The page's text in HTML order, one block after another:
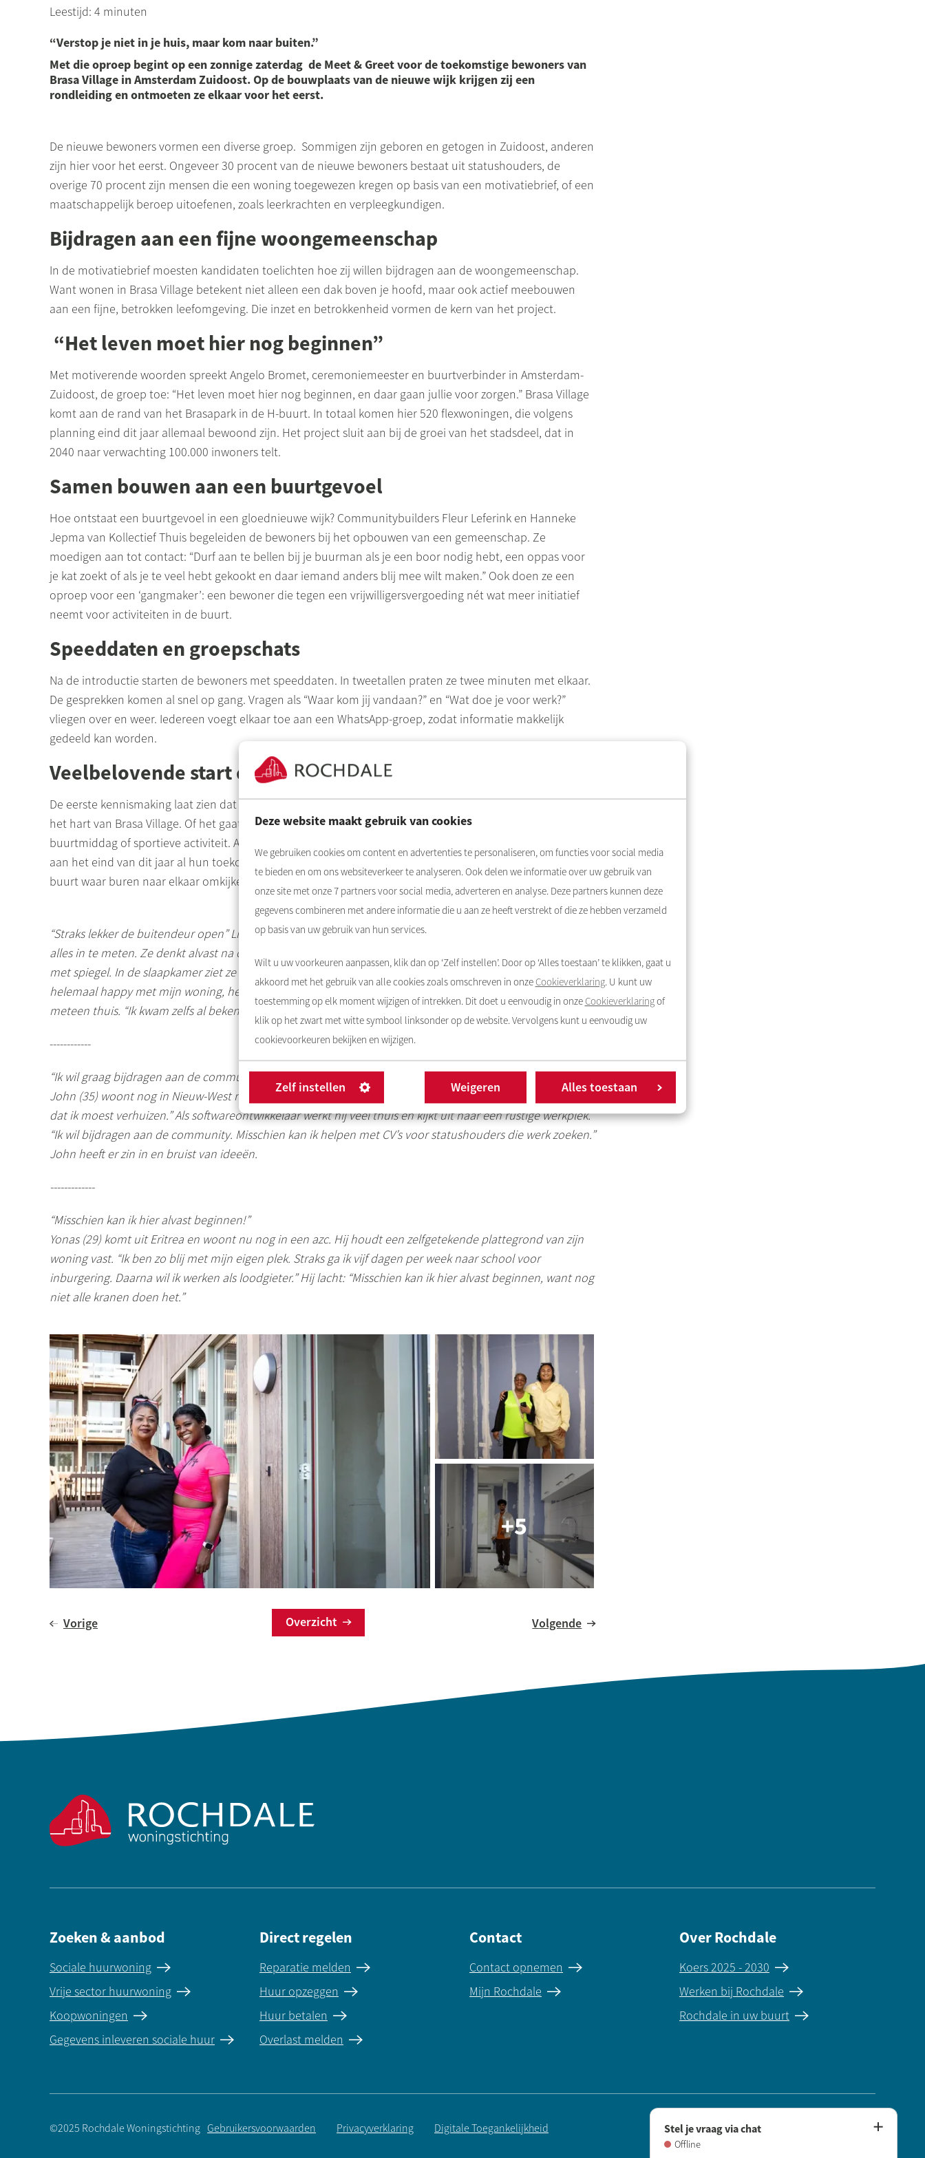
Deze website maakt gebruik van cookies
We gebruiken cookies om content en advertenties te personaliseren, om functies voor social media
te bieden en om ons websiteverkeer te analyseren. Ook delen we informatie over uw gebruik van
onze site met onze7 partners voor social media, adverteren en analyse. Deze partners kunnen deze
gegevens combineren met andere informatie die u aan ze heeft verstrekt of die ze hebben verzameld
op basis van uw gebruik van hun services.
Wilt u uw voorkeuren aanpassen, klik dan op ‘Zelf instellen’. Door op ‘Alles toestaan’ te klikken, gaat u
akkoord met het gebruik van alle cookies zoals omschreven in onze Cookieverklaring. U kunt uw
toestemming op elk moment wijzigen of intrekken. Dit doet u eenvoudig in onze Cookieverklaringof
klik op het zwart met witte symbool linksonder op de website. Vervolgens kunt u eenvoudig uw
cookievoorkeuren bekijken en wijzigen.
Zelf instellen Weigeren Alles toestaan
Leestijd: 4 minuten
“Verstop je niet in je huis, maar kom naar buiten.”
Met die oproep begint op een zonnige zaterdag de Meet & Greet voor de toekomstige bewoners van
Brasa Village in Amsterdam Zuidoost. Op de bouwplaats van de nieuwe wijk krijgen zij een
rondleiding en ontmoeten ze elkaar voor het eerst.
De nieuwe bewoners vormen een diverse groep. Sommigen zijn geboren en getogen in Zuidoost, anderen
zijn hier voor het eerst. Ongeveer 30 procent van de nieuwe bewoners bestaat uit statushouders, de
overige 70 procent zijn mensen die een woning toegewezen kregen op basis van een motivatiebrief, of een
maatschappelijk beroep uitoefenen, zoals leerkrachten en verpleegkundigen.
Bijdragen aan een fijne woongemeenschap
In de motivatiebrief moesten kandidaten toelichten hoe zij willen bijdragen aan de woongemeenschap.
Want wonen in Brasa Village betekent niet alleen een dak boven je hoofd, maar ook actief meebouwen
aan een fijne, betrokken leefomgeving. Die inzet en betrokkenheid vormen de kern van het project.
“Het leven moet hier nog beginnen”
Met motiverende woorden spreekt Angelo Bromet, ceremoniemeester en buurtverbinder in Amsterdam-
Zuidoost, de groep toe: “Het leven moet hier nog beginnen, en daar gaan jullie voor zorgen.” Brasa Village
komt aan de rand van het Brasapark in de H-buurt. In totaal komen hier 520 flexwoningen, die volgens
planning eind dit jaar allemaal bewoond zijn. Het project sluit aan bij de groei van het stadsdeel, dat in
2040 naar verwachting 100.000 inwoners telt.
Samen bouwen aan een buurtgevoel
Hoe ontstaat een buurtgevoel in een gloednieuwe wijk? Communitybuilders Fleur Leferink en Hanneke
Jepma van KollectiefThuis begeleiden de bewoners bij het opbouwen van een gemeenschap. Ze
moedigen aan tot contact: “Durf aan te bellen bij je buurman als je een boor nodig hebt, een oppas voor
je kat zoekt of als je te veel hebt gekookt en daar iemand anders blij mee wilt maken.” Ook doen ze een
oproep voor een ‘gangmaker’: een bewoner die tegen een vrijwilligersvergoeding nét wat meer initiatief
neemt voor activiteiten in de buurt.
Speeddaten en groepschats
Na de introductie starten de bewoners met speeddaten. In tweetallen praten ze twee minuten met elkaar.
De gesprekken komen al snel op gang. Vragen als “Waar kom jij vandaan?” en “Wat doe je voor werk?”
vliegen over en weer. Iedereen voegt elkaar toe aan een WhatsApp-groep, zodat informatie makkelijk
gedeeld kan worden.
Veelbelovende start die smaakt naar meer
De eerste kennismaking laat zien dat de basis daarvoor stevig is gelegd. Want de bewoners vormen straks
het hart van Brasa Village. Of het gaat om hulp bij het vinden van werk, het organiseren van een
buurtmiddag of sportieve activiteit. Als alles volgens planning verloopt, ontmoeten deze eerste bewoners
aan het eind van dit jaar al hun toekomstige buurtgenoten. Dan is Brasa
compleet: een nieuwe
buurt waar buren naar elkaar omkijken en actief bijdragen aan een prettige leefomgeving.
“Straks lekker de buitendeur open” Lindsey loopt samen met haar moeder door haar nieuwe woning om
alles in te meten. Ze denkt alvast na over de inrichting: een bank in de woonkamer, gordijnen, een kaptafel
met spiegel. In de slaapkamer ziet ze genoeg ruimte voor een grote kledingkast. Ze straalt. “Ik ben
helemaal happy met mijn woning, het uitzicht en de plek,” zegt ze. Lindsey komt uit de buurt en voelt zich
meteen thuis. “Ik kwam zelfs al bekenden tegen die straks ook hier op de galerij gaan wonen.”
------------
“Ik wil graag bijdragen aan de community”
John (35) woont nog in Nieuw-Westmet zijn zus. “Toen zij en haar vriend over kinderen begonnen, wist ik
dat ik moest verhuizen.” Als softwareontwikkelaar werkt hij veel thuis en kijkt uit naar een rustige werkplek.
“Ik wil bijdragen aan de community. Misschien kan ik helpen metCV’svoor statushouders die werk zoeken.”
John heeft er zin in en bruist van ideeën.
-------------
“Misschien kan ik hier alvast beginnen!”
Yonas(29) komt uit Eritrea en woont nu nog in een azc. Hij houdt eenzelfgetekendeplattegrond van zijn
woning vast. “Ik ben zo blij met mijn eigen plek. Straks ga ik vijf dagen per week naar school voor
inburgering. Daarna wil ik werken als loodgieter.” Hij lacht: “Misschien kan ik hier alvast beginnen, want nog
niet alle kranen doen het.”
Volgende
Overzicht
Vorige
Zoeken & aanbod
Sociale huurwoning
Vrije sector huurwoning
Koopwoningen
Gegevens inleveren sociale huur
Direct regelen
Reparatie melden
Huur opzeggen
Huur betalen
Overlast melden
Contact
Contact opnemen
Mijn Rochdale
Over Rochdale
Koers 2025 - 2030
Werken bij Rochdale
Rochdale in uw buurt
©2025 Rochdale Woningstichting Gebruikersvoorwaarden Privacyverklaring Digitale Toegankelijkheid LinkedIn
Stel je vraag via chat
Offline